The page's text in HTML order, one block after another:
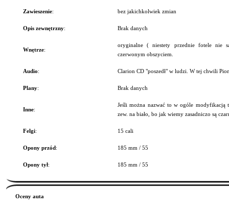
Zawieszenie: bez jakichkolwiek zmian
Opis zewnętrzny: Brak danych
Wnętrze:
oryginalne ( niestety przednie fotele nie
czerwonym obszyciem.
Audio: Clarion CD "poszedł" w ludzi. W tej chwili
Plany: Brak danych
Inne:
Jeśli można nazwać to w ogóle modyfikacją
zew. na biało, bo jak wiemy zasadniczo są
Felgi: 15 cali
Opony przód: 185 mm / 55
Opony tył: 185 mm / 55
Oceny auta